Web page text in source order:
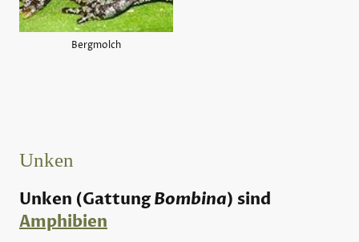
Bergmolch
Unken
Unken (GattungBombina) sind
Amphibien